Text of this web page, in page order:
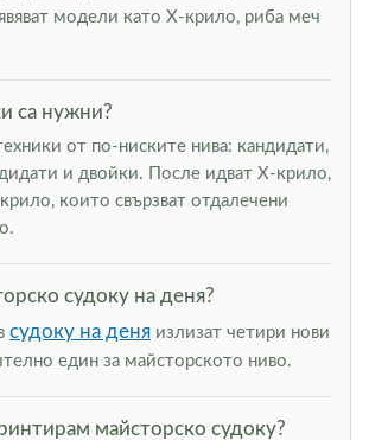
модели като Х-крило, риба меч
са нужни?
от по-ниските нива: кандидати,
и двойки. После идват Х-крило,
които свързват отдалечени
судоку на деня?
судоку на деня излизат четири нови
един за майсторското ниво.
майсторско судоку?